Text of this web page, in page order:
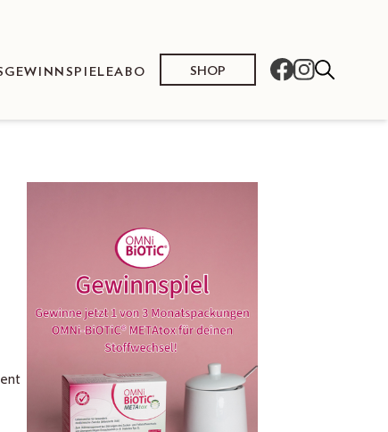
GEWINNSPIELEABO SHOP